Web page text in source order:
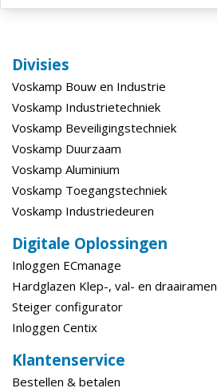
Divisies
Voskamp Bouw en Industrie
Voskamp Industrietechniek
Voskamp Beveiligingstechniek
Voskamp Duurzaam
Voskamp Aluminium
Voskamp Toegangstechniek
Voskamp Industriedeuren
Digitale Oplossingen
Inloggen ECmanage
Hardglazen Klep-, val- en draairamen
Steiger configurator
Inloggen Centix
Klantenservice
Bestellen & betalen